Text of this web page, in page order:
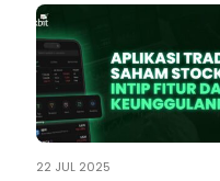
22 JUL 2025